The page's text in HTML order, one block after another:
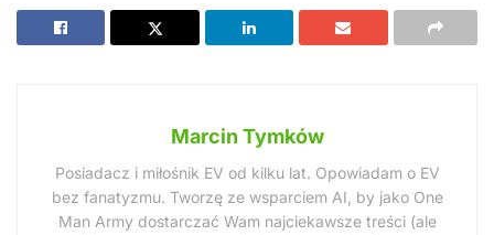
Marcin Tymków
Posiadacz i miłośnik EV od kilku lat. Opowiadam o EV
bez fanatyzmu. Tworzę ze wsparciem AI, by jako One
Man Army dostarczać Wam najciekawsze treści (ale